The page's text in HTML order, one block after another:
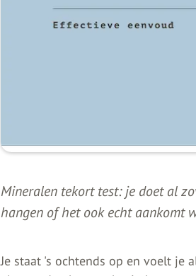
Mineralen tekort test: je doet al
hangen of het ook echt aankomt
Je staat 's ochtends op en voelt je